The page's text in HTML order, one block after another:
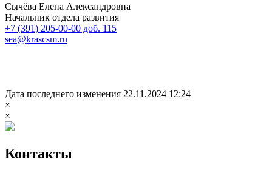
Сычёва Елена Александровна
Начальник отдела развития
+7 (391) 205-00-00 доб. 115
sea@krascsm.ru
Дата последнего изменения 22.11.2024 12:24
×
×
Контакты